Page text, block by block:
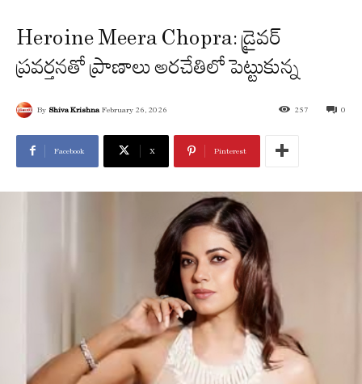
Heroine Meera Chopra: డ్రైవర్
ప్రవర్తనతో ప్రాణాలు అరచేతిలో పెట్టుకున్న
By Shiva Krishna February 26, 2026 0
257
Facebook X Pinterest